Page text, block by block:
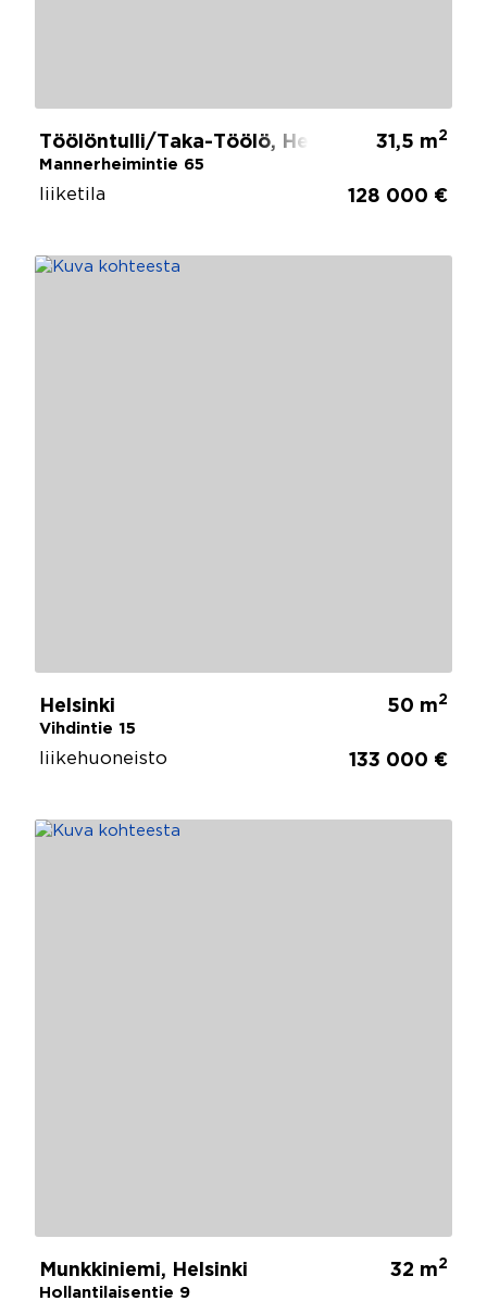
Töölöntulli/Taka-Töölö, Helsinki
Mannerheimintie 65
31,5 m2
liiketila 128 000 €
Helsinki
Vihdintie 15
50 m2
liikehuoneisto 133 000 €
Munkkiniemi, Helsinki
Hollantilaisentie 9
32 m2